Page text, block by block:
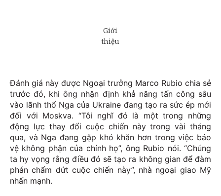
Đánh giá này được Ngoại trưởng Marco Rubio chia sẻ
trước đó, khi ông nhận định khả năng tấn công sâu
vào lãnh thổ Nga của Ukraine đang tạo ra sức ép mới
đối với Moskva. “Tôi nghĩ đó là một trong những
động lực thay đổi cuộc chiến này trong vài tháng
qua, và Nga đang gặp khó khăn hơn trong việc bảo
vệ không phận của chính họ”, ông Rubio nói. “Chúng
ta hy vọng rằng điều đó sẽ tạo ra không gian để đàm
phán chấm dứt cuộc chiến này”, nhà ngoại giao Mỹ
nhấn mạnh.